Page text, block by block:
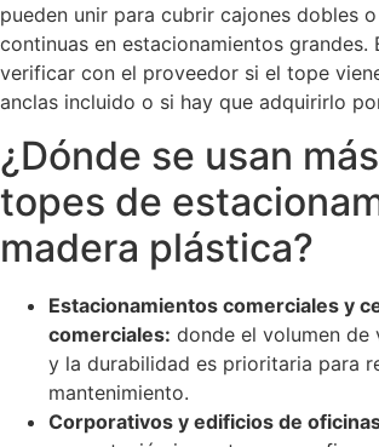
pueden unir para cubrir cajones dobles
continuas en estacionamientos grandes.
verificar con el proveedor si el tope
anclas incluido o si hay que adquirirlo
¿Dónde se usan
topes de
madera plástica?
Estacionamientos comerciales y
comerciales: donde el volumen de
y la durabilidad es prioritaria para
mantenimiento.
Corporativos y edificios de